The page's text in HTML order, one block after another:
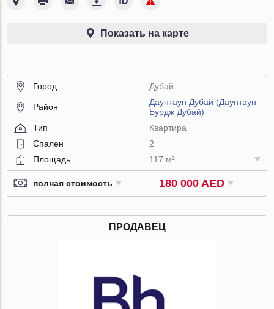
Показать на карте
Город Дубай
Район
Даунтаун Дубай (Даунтаун
Бурдж Дубай)
Тип
Квартира
Спален
2
Площадь
117 м²
полная стоимость 180 000 AED
ПРОДАВЕЦ